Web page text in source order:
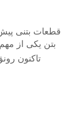
قطعات بتنی
بتن یکی از
تاکنون